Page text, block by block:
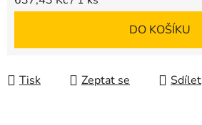
DO KOŠÍKU
Tisk Zeptat se Sdílet